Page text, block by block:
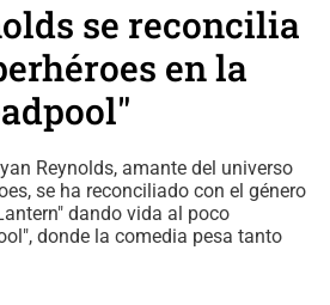
se reconcilia
en la
Reynolds, amante del universo
se ha reconciliado con el género
dando vida al poco
donde la comedia pesa tanto